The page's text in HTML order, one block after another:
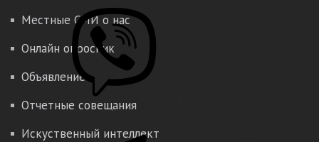
Местные СМИ о нас
Онлайн опросник
Объявление
Отчетные совещания
Искуственный интеллект